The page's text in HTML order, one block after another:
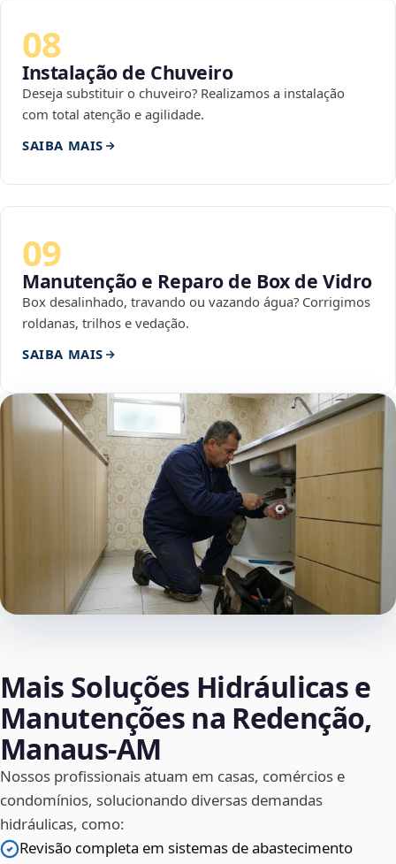
08
Instalação de Chuveiro
Deseja substituir o chuveiro? Realizamos a instalação
com total atenção e agilidade.
SAIBA MAIS
09
Manutenção e Reparo de Box de Vidro
Box desalinhado, travando ou vazando água? Corrigimos
roldanas, trilhos e vedação.
SAIBA MAIS
Mais Soluções Hidráulicas e
Manutenções na Redenção,
Manaus‑AM
Nossos profissionais atuam em casas, comércios e
condomínios, solucionando diversas demandas
hidráulicas, como:
Revisão completa em sistemas de abastecimento